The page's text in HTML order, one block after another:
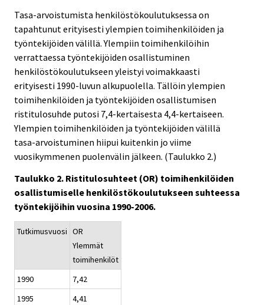
Tasa-arvoistumista henkilöstökoulutuksessa on
tapahtunut erityisesti ylempien toimihenkilöiden ja
työntekijöiden välillä. Ylempiin toimihenkilöihin
verrattaessa työntekijöiden osallistuminen
henkilöstökoulutukseen yleistyi voimakkaasti
erityisesti 1990-luvun alkupuolella. Tällöin ylempien
toimihenkilöiden ja työntekijöiden osallistumisen
ristitulosuhde putosi 7,4-kertaisesta 4,4-kertaiseen.
Ylempien toimihenkilöiden ja työntekijöiden välillä
tasa-arvoistuminen hiipui kuitenkin jo viime
vuosikymmenen puolenvälin jälkeen. (Taulukko 2.)
Taulukko 2. Ristitulosuhteet (OR) toimihenkilöiden
osallistumiselle henkilöstökoulutukseen suhteessa
työntekijöihin vuosina 1990-2006.
Tutkimusvuosi OR
Ylemmät
toimihenkilöt
1990
7,42
1995
4,41